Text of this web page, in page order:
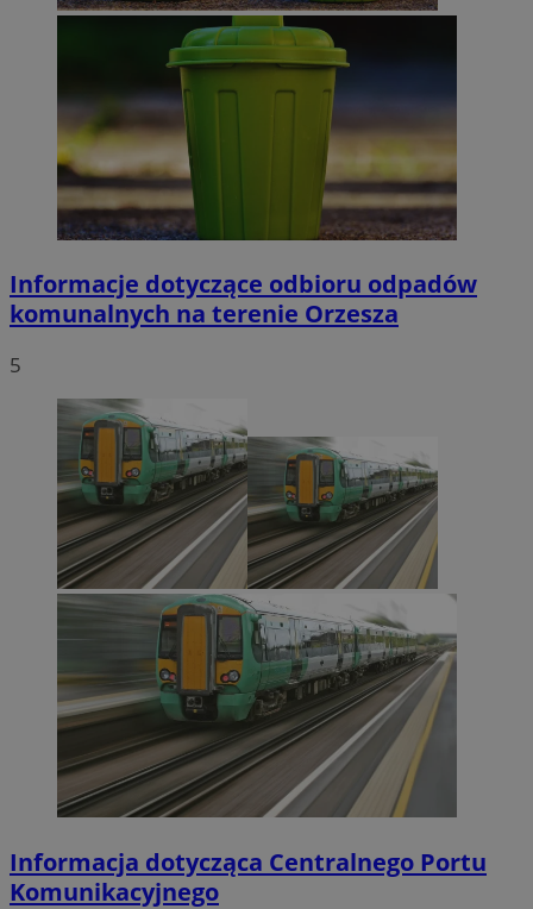
Informacje dotyczące odbioru odpadów
komunalnych na terenie Orzesza
5
Informacja dotycząca Centralnego Portu
Komunikacyjnego